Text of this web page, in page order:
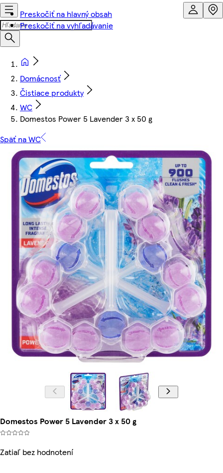
Preskočiť na hlavný obsah
Preskočiť na vyhľadávanie
Domácnosť
Čistiace produkty
WC
Domestos Power 5 Lavender 3 x 50 g
Späť na WC
Domestos Power 5 Lavender 3 x 50 g
Zatiaľ bez hodnotení